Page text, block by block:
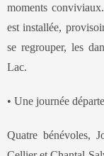
moments
est installée,
se regrouper, les
Lac.
• Une journée
Quatre bénévoles,